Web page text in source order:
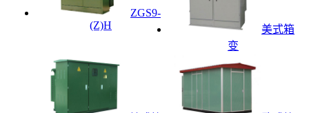
ZGS9-
(Z)H
美式箱
变